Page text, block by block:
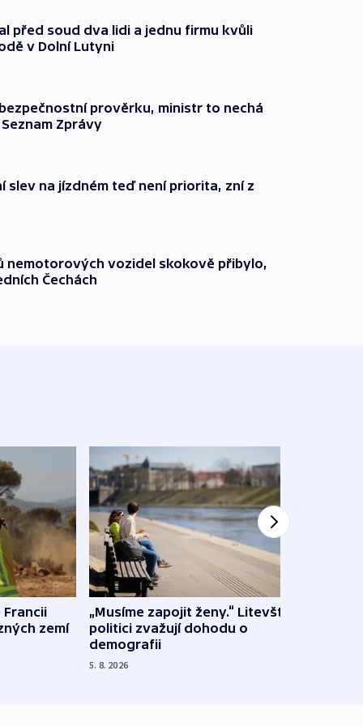
před soud dva lidi a jednu firmu kvůli
v Dolní Lutyni
prověrku, ministr to nechá
Zprávy
slev na jízdném teď není priorita, zní z
nemotorových vozidel skokově přibylo,
Čechách
Francii
zemí
„Musíme zapojit ženy.“ Litevští
politici zvažují dohodu o
demografii
5. 8. 2026